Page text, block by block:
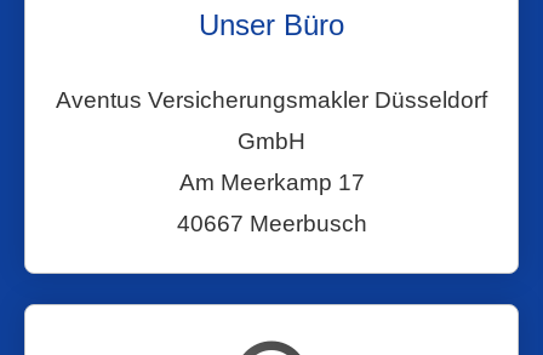
Unser Büro
Aventus Ver­sicherungs­makler Düsseldorf
GmbH
Am Meerkamp 17
40667 Meerbusch